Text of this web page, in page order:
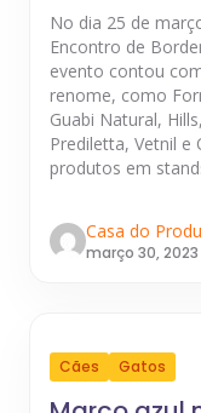
No dia 25 de
Encontro de
evento contou
renome, como
Guabi Natural,
Prediletta, Vetnil e
produtos em
Casa do
março 30, 2023
Cães Gatos